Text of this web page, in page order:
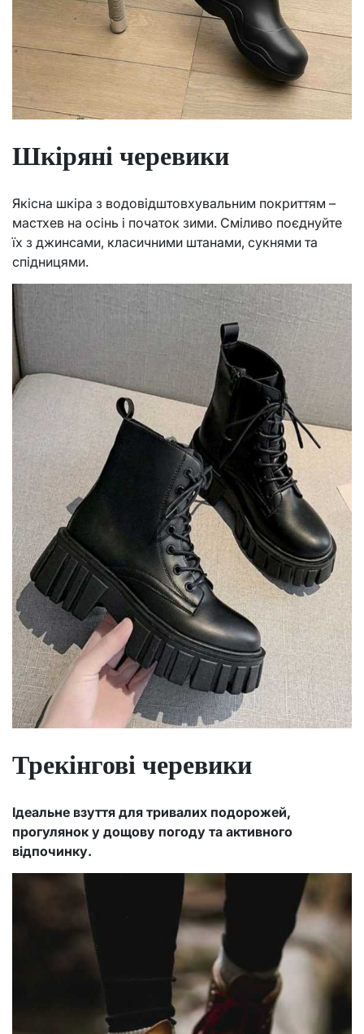
Шкіряні черевики
Якісна шкіра з водовідштовхувальним покриттям –
мастхев на осінь і початок зими. Сміливо поєднуйте
їх з джинсами, класичними штанами, сукнями та
спідницями.
Трекінгові черевики
Ідеальне взуття для тривалих подорожей,
прогулянок у дощову погоду та активного
відпочинку.